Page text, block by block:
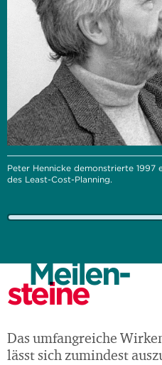
Peter Hennicke demonstrierte 1997
des Least-Cost-Planning.
Meilen-
steine
Das umfangreiche
lässt sich zumindest